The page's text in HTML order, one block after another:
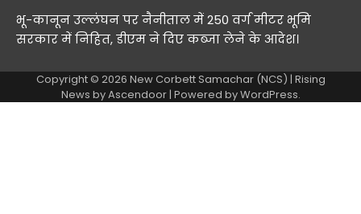
भू-कानून उल्लंघन पर नैनीताल में 250 वर्ग मीटर भूमि
सरकार में निहित, डीएम ने दिए कब्जा लेने के आदेश।
Copyright © 2026 New Corbett Samachar (NCS) | Rising
News byAscendoor| Powered byWordPress.